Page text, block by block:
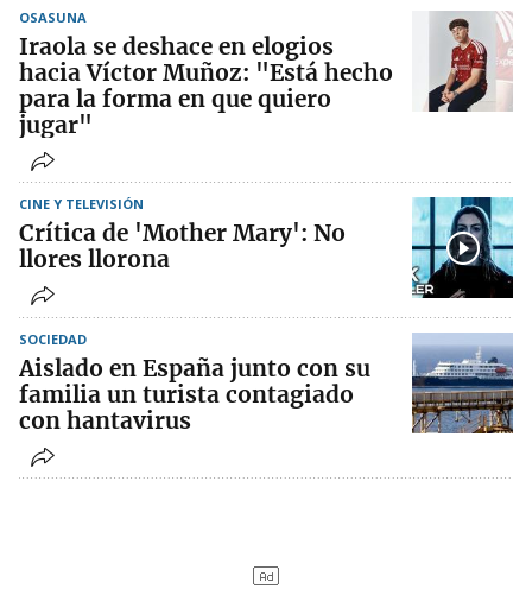
OSASUNA
Iraola se deshace en elogios
hacia Víctor Muñoz: "Está hecho
para la forma en que quiero
jugar"
CINE Y TELEVISIÓN
Crítica de 'Mother Mary': No
llores llorona
SOCIEDAD
Aislado en España junto con su
familia un turista contagiado
con hantavirus